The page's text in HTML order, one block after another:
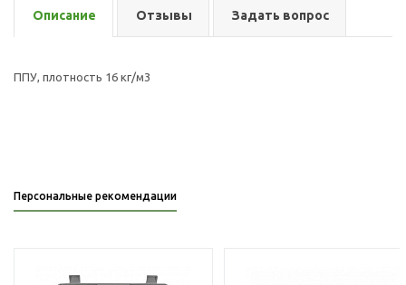
Описание Отзывы Задать вопрос
ППУ, плотность 16 кг/м3
Персональные рекомендации